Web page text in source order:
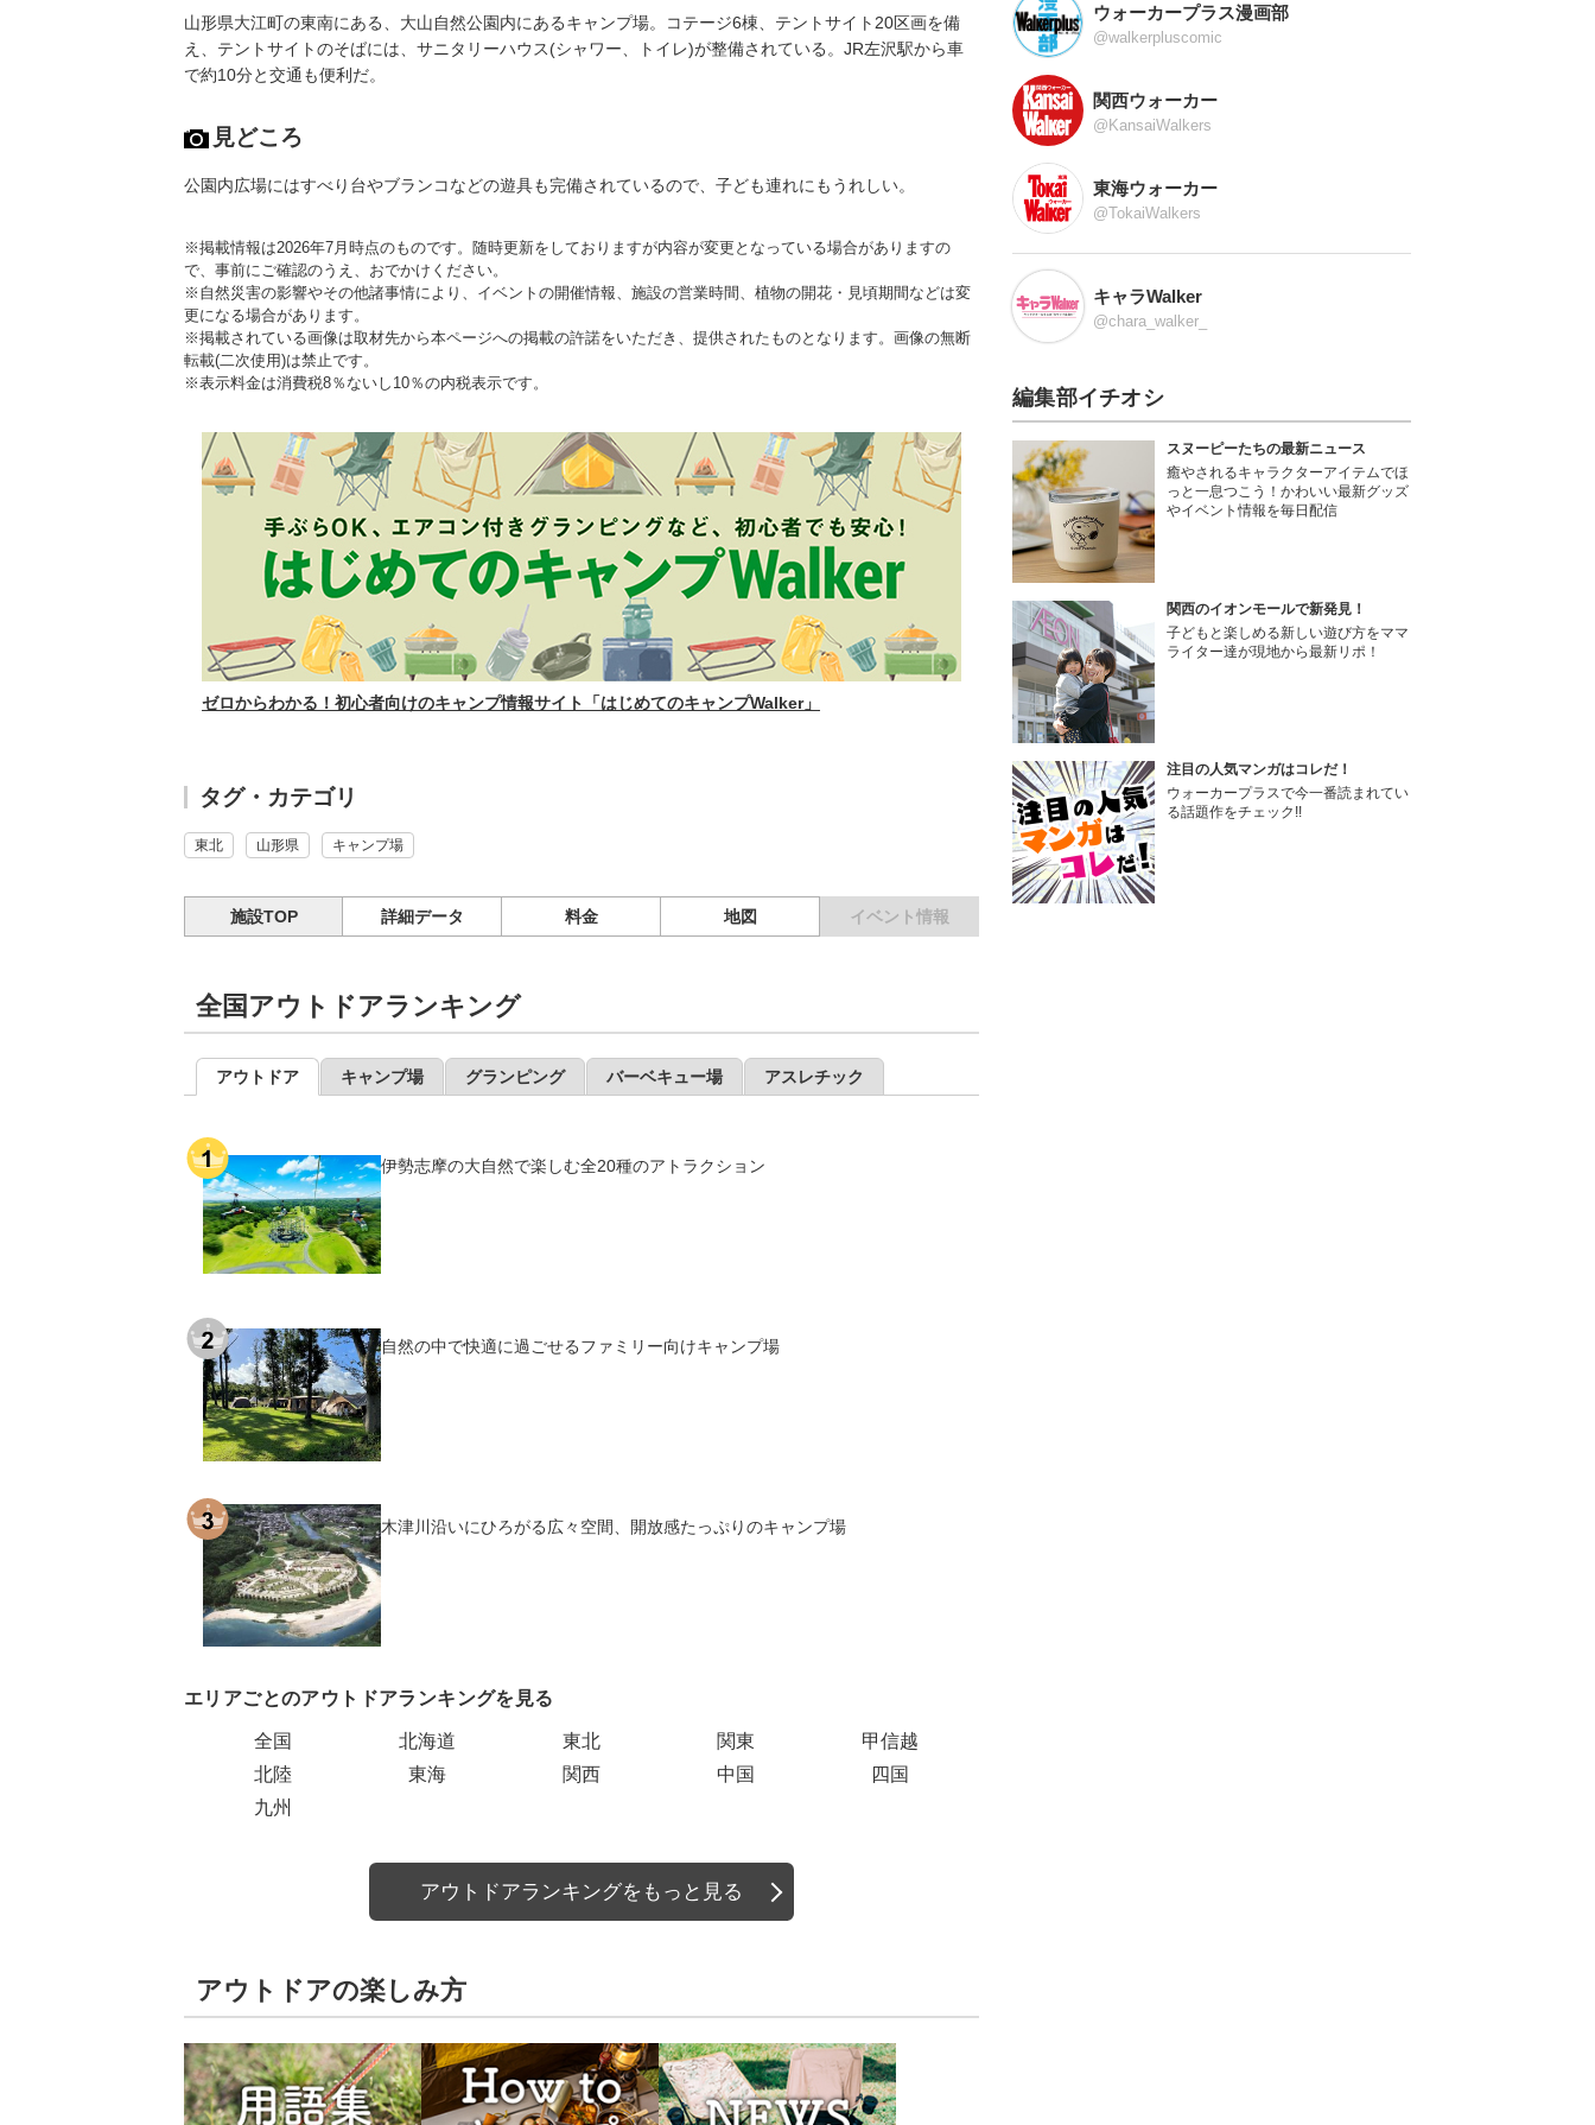
山形県大江町の東南にある、大山自然公園内にあるキャンプ場。コテージ6棟、テントサイト20区画を備
え、テントサイトのそばには、サニタリーハウス(シャワー、トイレ)が整備されている。JR左沢駅から車
で約10分と交通も便利だ。
見どころ
公園内広場にはすべり台やブランコなどの遊具も完備されているので、子ども連れにもうれしい。
※掲載情報は2026年7月時点のものです。随時更新をしておりますが内容が変更となっている場合がありますの
で、事前にご確認のうえ、おでかけください。
※自然災害の影響やその他諸事情により、イベントの開催情報、施設の営業時間、植物の開花・見頃期間などは変
更になる場合があります。
※掲載されている画像は取材先から本ページへの掲載の許諾をいただき、提供されたものとなります。画像の無断
転載(二次使用)は禁止です。
※表示料金は消費税8％ないし10％の内税表示です。
ゼロからわかる！初心者向けのキャンプ情報サイト「はじめてのキャンプWalker」
タグ・カテゴリ
東北 山形県 キャンプ場
施設TOP 詳細データ 料金 地図 イベント情報
全国アウトドアランキング
アウトドア キャンプ場 グランピング バーベキュー場 アスレチック
伊勢志摩の大自然で楽しむ全20種のアトラクション
自然の中で快適に過ごせるファミリー向けキャンプ場
木津川沿いにひろがる広々空間、開放感たっぷりのキャンプ場
エリアごとのアウトドアランキングを見る
全国 北海道 東北 関東
甲信越
北陸
東海 関西 中国
四国
九州
アウトドアランキングをもっと見る
アウトドアの楽しみ方
ウォーカープラス漫画部
@walkerpluscomic
関西ウォーカー
@KansaiWalkers
東海ウォーカー
@TokaiWalkers
キャラWalker
@chara_walker_
編集部イチオシ
スヌーピーたちの最新ニュース
癒やされるキャラクターアイテムでほ
っと一息つこう！かわいい最新グッズ
やイベント情報を毎日配信
関西のイオンモールで新発見！
子どもと楽しめる新しい遊び方をママ
ライター達が現地から最新リポ！
注目の人気マンガはコレだ！
ウォーカープラスで今一番読まれてい
る話題作をチェック!!